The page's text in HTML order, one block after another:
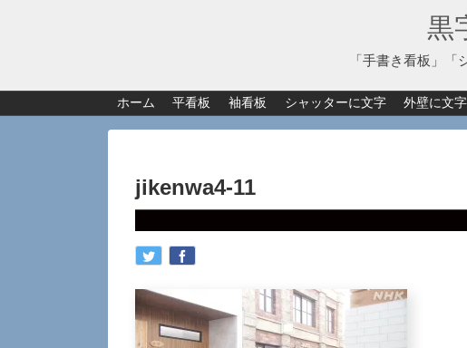
黒
「手書き看板」
ホーム 平看板 袖看板 シャッターに文字 外壁に文字
jikenwa4-11